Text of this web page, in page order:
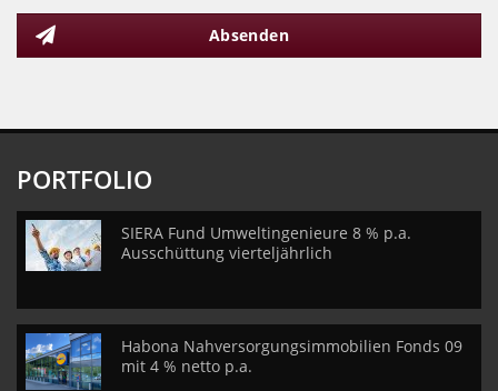
Absenden
PORTFOLIO
SIERA Fund Umweltingenieure 8 % p.a.
Ausschüttung vierteljährlich
Habona Nahversorgungsimmobilien Fonds 09
mit 4 % netto p.a.